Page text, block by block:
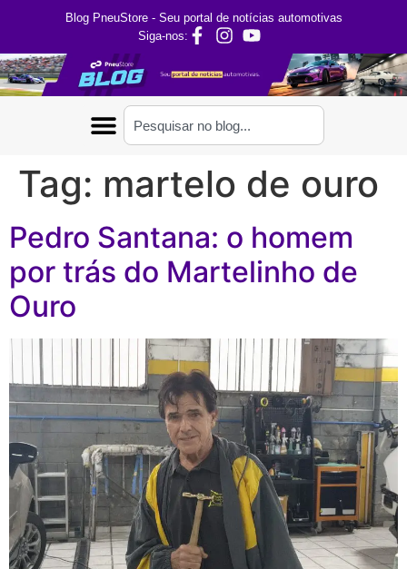
Blog PneuStore - Seu portal de notícias automotivas
Siga-nos:
Tag: martelo de ouro
Pedro Santana: o homem
por trás do Martelinho de
Ouro